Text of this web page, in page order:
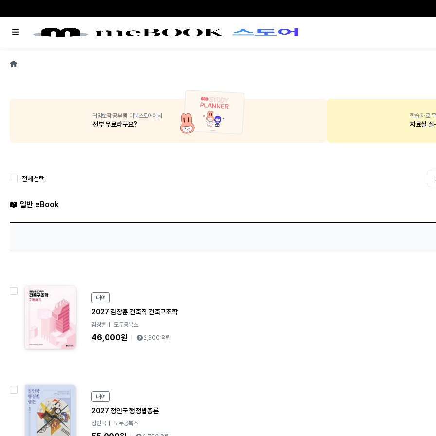
메
홈
귀염뽀짝 공부템, 미북스토어에서
전부 무료라구요?
학습 자료
자료실 잘
전체선택
📖 일반 eBook
대여
2027 김창훈 건축직 건축구조학
김창훈 모두공북스
46,000원 2,300 적립
대여
2027 정인국 행정법총론
정인국 모두공북스